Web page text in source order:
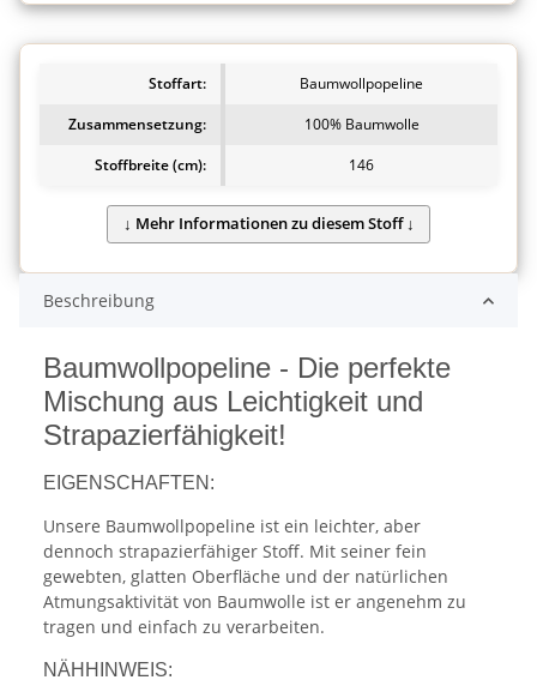
Stoffart:
Baumwollpopeline
Zusammensetzung:
100% Baumwolle
Stoffbreite (cm):
146
Beschreibung
Baumwollpopeline - Die perfekte
Mischung aus Leichtigkeit und
Strapazierfähigkeit!
EIGENSCHAFTEN:
Unsere Baumwollpopeline ist ein leichter, aber
dennoch strapazierfähiger Stoff. Mit seiner fein
gewebten, glatten Oberfläche und der natürlichen
Atmungsaktivität von Baumwolle ist er angenehm zu
tragen und einfach zu verarbeiten.
NÄHHINWEIS: